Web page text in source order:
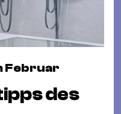
Februar
des